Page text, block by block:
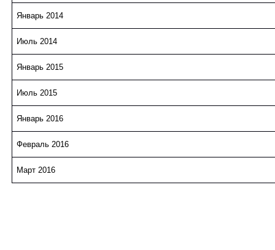
Январь 2014
Июль 2014
Январь 2015
Июль 2015
Январь 2016
Февраль 2016
Март 2016